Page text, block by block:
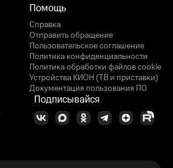
Помощь
Справка
Отправить обращение
Пользовательское соглашение
Политика конфиденциальности
Политика обработки файлов cookie
Устройства КИОН (ТВ и приставки)
Документация пользования ПО
Подписывайся